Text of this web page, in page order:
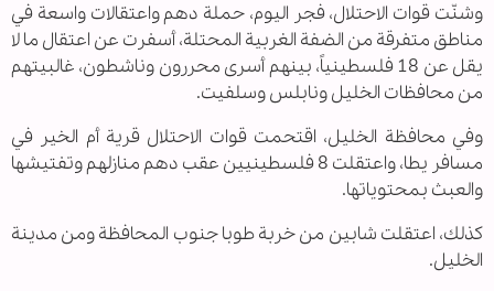
وشنّت قوات الاحتلال، فجر اليوم، حملة دهم واعتقالات واسعة في
مناطق متفرقة من الضفة الغربية المحتلة، أسفرت عن اعتقال ما لا
يقل عن 18 فلسطينياً، بينهم أسرى محررون وناشطون، غالبيتهم
من محافظات الخليل ونابلس وسلفيت.
وفي محافظة الخليل، اقتحمت قوات الاحتلال قرية أم الخير في
مسافر يطا، واعتقلت 8 فلسطينيين عقب دهم منازلهم وتفتيشها
والعبث بمحتوياتها.
كذلك، اعتقلت شابين من خربة طوبا جنوب المحافظة ومن مدينة
الخليل.